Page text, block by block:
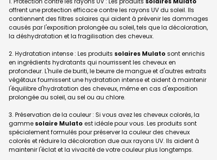
offrent une protection efficace contre les rayons UV du soleil. Ils
contiennent des filtres solaires qui aident à prévenir les dommages
causés par l'exposition prolongée au soleil, tels que la décoloration,
la déshydratation et la fragilisation des cheveux.
2. Hydratation intense : Les produits solaires Mulato sont enrichis
en ingrédients hydratants qui nourrissent les cheveux en
profondeur. L'huile de buriti, le beurre de mangue et d'autres extraits
végétaux fournissent une hydratation intense et aident à maintenir
l'équilibre d'hydratation des cheveux, même en cas d'exposition
prolongée au soleil, au sel ou au chlore.
3. Préservation de la couleur : Si vous avez les cheveux colorés, la
gamme solaire Mulato est idéale pour vous. Les produits sont
spécialement formulés pour préserver la couleur des cheveux
colorés et réduire la décoloration due aux rayons UV. Ils aident à
maintenir l'éclat et la vivacité de votre couleur plus longtemps.